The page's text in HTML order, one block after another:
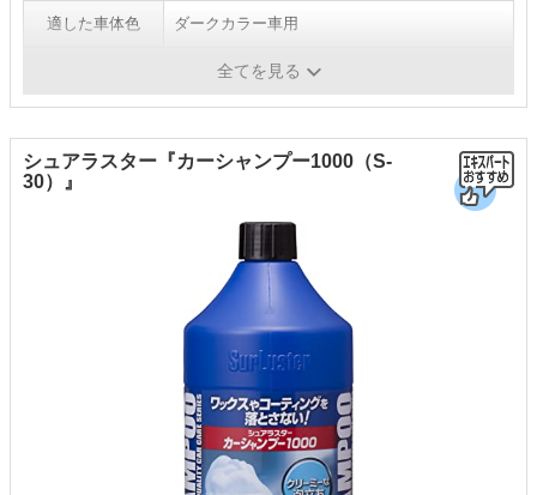
適した車体色 ダークカラー車用
全てを見る
シュアラスター『カーシャンプー1000（S-
30）』